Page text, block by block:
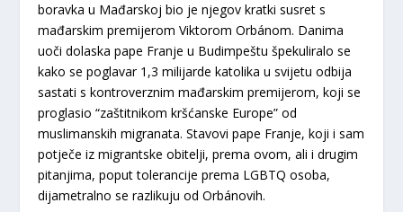
boravka u Mađarskoj bio je njegov kratki susret s
mađarskim premijerom Viktorom Orbánom. Danima
uoči dolaska pape Franje u Budimpeštu špekuliralo se
kako se poglavar 1,3 milijarde katolika u svijetu odbija
sastati s kontroverznim mađarskim premijerom, koji se
proglasio “zaštitnikom kršćanske Europe” od
muslimanskih migranata. Stavovi pape Franje, koji i sam
potječe iz migrantske obitelji, prema ovom, ali i drugim
pitanjima, poput tolerancije prema LGBTQ osoba,
dijametralno se razlikuju od Orbánovih.